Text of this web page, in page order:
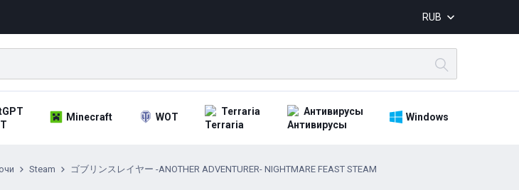
RUB
Minecraft WOT Terraria Антивирусы Windows
Steam ゴブリンスレイヤー -ANOTHER ADVENTURER- NIGHTMARE FEAST STEAM